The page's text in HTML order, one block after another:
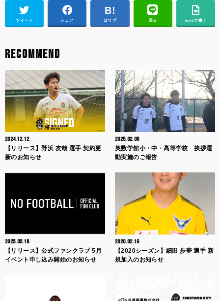
ツイート シェア はてブ 送る noteで書く
RECOMMEND
2024.12.12
【リリース】野浜 友哉 選手 契約更
新のお知らせ
2025.02.05
英数学館小・中・高等学校 挨拶運
動実施のご報告
2025.05.18
【リリース】公式ファンクラブ 5月
イベント申し込み開始のお知らせ
2020.02.16
【2020シーズン】細田 歩夢 選手 新
規加入のお知らせ